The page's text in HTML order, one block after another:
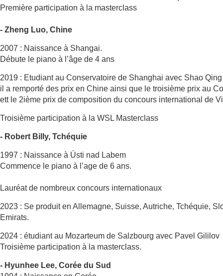
Première participation à la masterclass
- Zheng Luo, Chine
2007 : Naissance à Shangai.
Débute le piano à l’âge de 4 ans
2019 : Etudiant au Conservatoire de Shanghai avec Shao
il a remporté des prix en Chine ainsi que le troisième prix au
ett le 2ième prix de composition du concours international de
Troisième participation à la WSL Masterclass
- Robert Billy, Tchéquie
1997 : Naissance à Ústi nad Labem
Commence le piano à l’age de 6 ans.
Lauréat de nombreux concours internationaux
2023 : Se produit en Allemagne, Suisse, Autriche, Tchéquie,
Emirats.
2024 : étudiant au Mozarteum de Salzbourg avec Pavel Gililov
Troisième participation à la masterclass.
- Hyunhee Lee, Corée du Sud